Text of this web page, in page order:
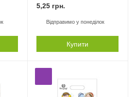
5,25грн.
Відправимо у понеділок
Купити